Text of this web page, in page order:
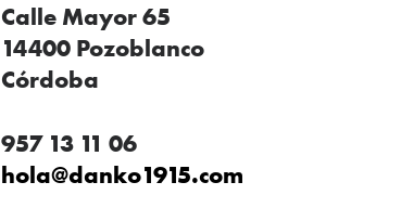
Calle Mayor 65
14400 Pozoblanco
Córdoba
957 13 11 06
hola@danko1915.com